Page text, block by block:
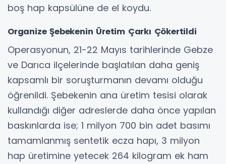
boş hap kapsülüne de el koydu.
Organize Şebekenin Üretim Çarkı Çökertildi
Operasyonun, 21-22 Mayıs tarihlerinde Gebze
ve Darıca ilçelerinde başlatılan daha geniş
kapsamlı bir soruşturmanın devamı olduğu
öğrenildi. Şebekenin ana üretim tesisi olarak
kullandığı diğer adreslerde daha önce yapılan
baskınlarda ise; 1 milyon 700 bin adet basımı
tamamlanmış sentetik ecza hapı, 3 milyon
hap üretimine yetecek 264 kilogram ek ham